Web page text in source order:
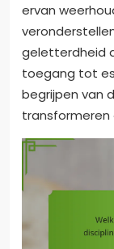
ervan
geletterdheid
toegang tot
begrijpen van
transformeren